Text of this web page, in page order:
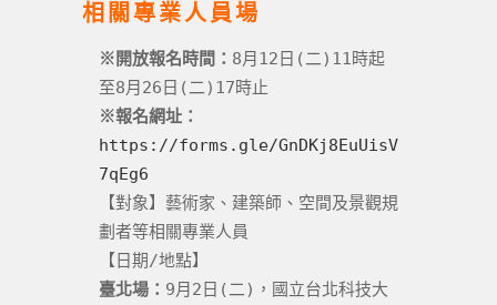
相關專業人員場
※開放報名時間： 8月12日(二)11時起
至8月26日(二)17時止
※報名網址：
https://forms.gle/GnDKj8EuUisV
7qEg6
【對象】藝術家、建築師、空間及景觀規
劃者等相關專業人員
【日期/地點】
臺北場： 9月2日(二)，國立台北科技大